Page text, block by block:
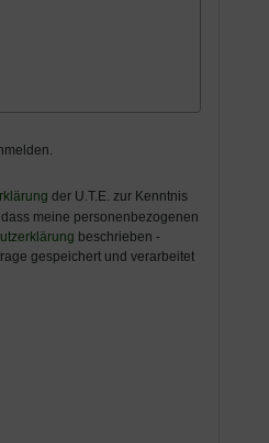
der U.T.E. zur Kenntnis
meine personenbezogenen
beschrieben -
gespeichert und verarbeitet